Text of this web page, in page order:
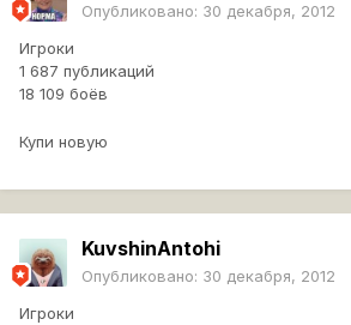
Опубликовано: 30 декабря, 2012
Игроки
1 687 публикаций
18 109 боёв
Купи новую
KuvshinAntohi
Опубликовано: 30 декабря, 2012
Игроки